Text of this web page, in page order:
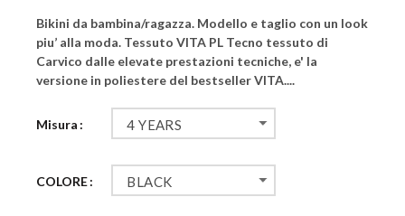
Bikini da bambina/ragazza. Modello e taglio con un look
piu’ alla moda. Tessuto VITA PL Tecno tessuto di
Carvico dalle elevate prestazioni tecniche, e' la
versione in poliestere del bestseller VITA....
Misura 4 YEARS
COLORE BLACK